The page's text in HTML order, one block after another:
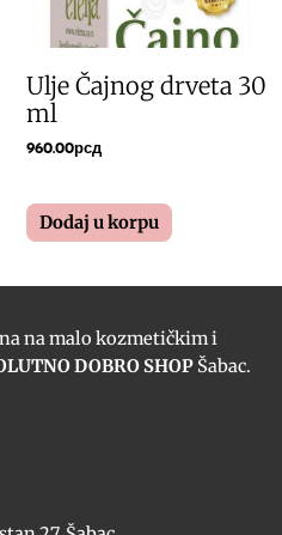
Ulje Čajnog drveta 30
ml
960.00рсд
Dodaj u korpu
na malo kozmetičkim i
DOBRO SHOP Šabac.